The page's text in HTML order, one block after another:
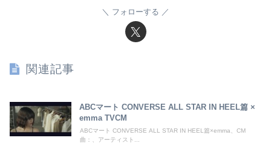
フォローする
関連記事
ABCマート CONVERSE ALL STAR IN HEEL篇 ×
emma TVCM
ABCマート CONVERSE ALL STAR IN HEEL篇×emma、CM
曲：、アーティスト...